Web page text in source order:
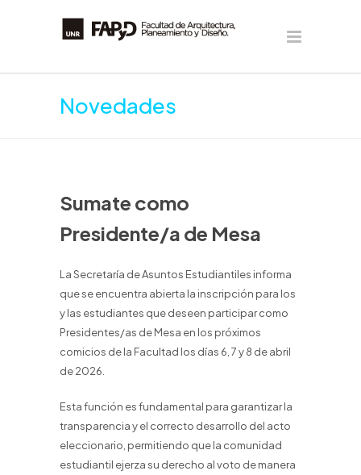
Novedades
Sumate como
Presidente/a de Mesa
La Secretaría de Asuntos Estudiantiles informa
que se encuentra abierta la inscripción para los
y las estudiantes que deseen participar como
Presidentes/as de Mesa en los próximos
comicios de la Facultad los días 6, 7 y 8 de abril
de 2026.
Esta función es fundamental para garantizar la
transparencia y el correcto desarrollo del acto
eleccionario, permitiendo que la comunidad
estudiantil ejerza su derecho al voto de manera